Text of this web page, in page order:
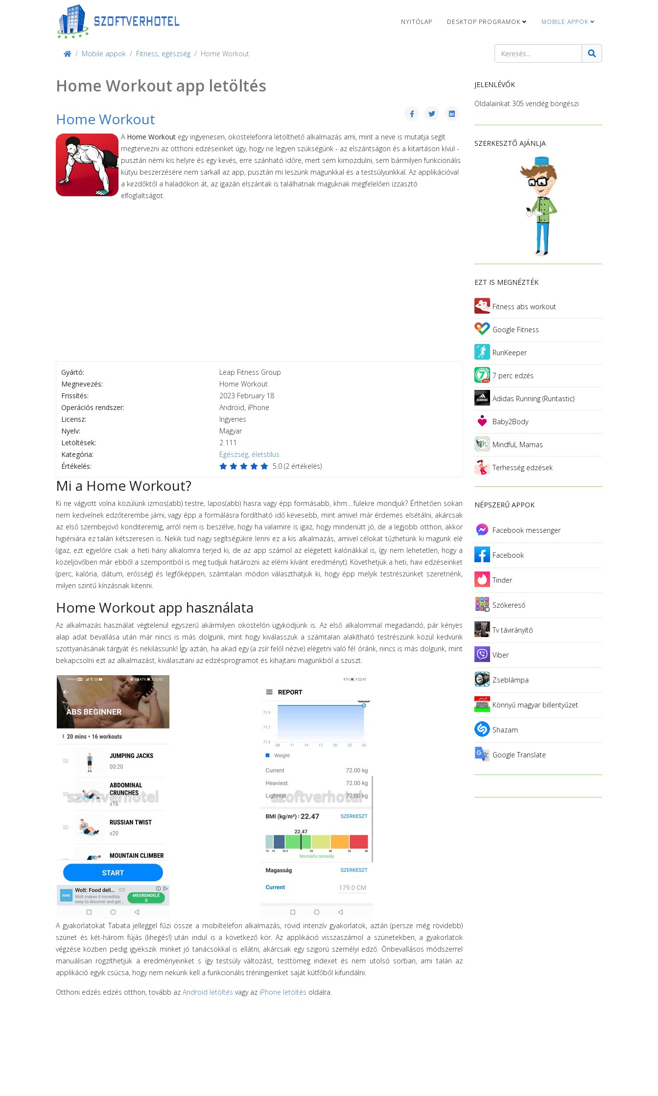
NYITÓLAP DESKTOP PROGRAMOK MOBILE APPOK
Mobile appok Fitness, egészség Home Workout
Keresés
Home Workout app letöltés
Home Workout
A Home Workout egy ingyenesen, okostelefonra letölthető alkalmazás ami, mint a neve is mutatja segít
megtervezni az otthoni edzéseinket úgy, hogy ne legyen szükségünk - az elszántságon és a kitartáson kívül -
pusztán némi kis helyre és egy kevés, erre szánható időre, mert sem kimozdulni, sem bármilyen funkcionális
kütyü beszerzésére nem sarkall az app, pusztán mi leszünk magunkkal és a testsúlyunkkal. Az applikációval
a kezdőktől a haladókon át, az igazán elszántak is találhatnak maguknak megfelelően izzasztó
elfoglaltságot.
Gyártó:
Leap Fitness Group
Megnevezés:
Home Workout
Frissítés:
2023 February 18
Operációs rendszer:
Android, iPhone
Licensz:
Ingyenes
Nyelv:
Magyar
Letöltések:
2 111
Kategória:
Egészség, életstílus
Értékelés:
5.0 (2 értékelés)
Mi a Home Workout?
Ki ne vágyott volna közülünk izmos(abb) testre, lapos(abb) hasra vagy épp formásabb, khm... fülekre mondjuk? Érthetően sokan
nem kedvelnek edzőterembe járni, vagy épp a formálásra fordítható idő kevesebb, mint amivel már érdemes elsétálni, akárcsak
az első szembejövő konditeremig, arról nem is beszélve, hogy ha valamire is igaz, hogy mindenütt jó, de a legjobb otthon, akkor
higiéniára ez talán kétszeresen is. Nekik tud nagy segítségükre lenni ez a kis alkalmazás, amivel célokat tűzhetünk ki magunk elé
(igaz, ezt egyelőre csak a heti hány alkalomra terjed ki, de az app számol az elégetett kalóriákkal is, így nem lehetetlen, hogy a
közeljövőben már ebből a szempontból is meg tudjuk határozni az elérni kívánt eredményt). Követhetjük a heti, havi edzéseinket
(perc, kalória, dátum, erősség) és legfőképpen, számtalan módon választhatjuk ki, hogy épp melyik testrészünket szeretnénk,
milyen szintű kínzásnak kitenni.
Home Workout app használata
Az alkalmazás használat végtelenül egyszerű akármilyen okostelón ügyködjünk is. Az első alkalommal megadandó, pár kényes
alap adat bevallása után már nincs is más dolgunk, mint hogy kiválasszuk a számtalan alakítható testrészünk közül kedvünk
szottyanásának tárgyát és nekilássunk! Így aztán, ha akad egy (a zsír felől nézve) elégetni való fél óránk, nincs is más dolgunk, mint
bekapcsolni ezt az alkalmazást, kiválasztani az edzésprogramot és kihajtani magunkból a szuszt.
A gyakorlatokat Tabata jelleggel fűzi össze a mobiltelefon alkalmazás, rövid intenzív gyakorlatok, aztán (persze még rövidebb)
szünet és két-három fújás (lihegés!) után indul is a következő kör. Az applikáció visszaszámol a szünetekben, a gyakorlatok
végzése közben pedig igyekszik minket jó tanácsokkal is ellátni, akárcsak egy szigorú személyi edző. Önbevallásos módszerrel
manuálisan rögzíthetjük a eredményeinket s így testsúly változást, testtömeg indexet és nem utolsó sorban, ami talán az
applikáció egyik csúcsa, hogy nem nekünk kell a funkcionális tréningjeinket saját kútfőből kifundálni.
Otthoni edzés edzés otthon, tovább az Android letöltés vagy az iPhone letöltés oldalra.
JELENLÉVŐK
Oldalainkat 305 vendég böngészi
SZERKESZTŐ AJÁNLJA
EZT IS MEGNÉZTÉK
Fitness abs workout
Google Fitness
RunKeeper
7 perc edzés
Adidas Running (Runtastic)
Baby2Body
MindfuL Mamas
Terhesség edzések
NÉPSZERŰ APPOK
Facebook messenger
Facebook
Tinder
Szókereső
Tv távirányító
Viber
Zseblámpa
Könnyű magyar billentyűzet
Shazam
Google Translate